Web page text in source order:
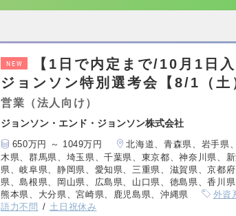
NEW
【1日で内定まで/10月1日
ジョンソン特別選考会【8/1（土
営業（法人向け）
ジョンソン・エンド・ジョンソン株式会社
650万円 ～ 1049万円
北海道、青森県、岩手県
木県、群馬県、埼玉県、千葉県、東京都、神奈川県、
県、岐阜県、静岡県、愛知県、三重県、滋賀県、京都
県、島根県、岡山県、広島県、山口県、徳島県、香川
熊本県、大分県、宮崎県、鹿児島県、沖縄県
外資
語力不問
土日祝休み